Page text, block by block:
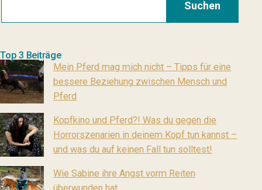
Top 3 Beiträge
Mein Pferd mag mich nicht – Tipps für eine
bessere Beziehung zwischen Mensch und
Pferd
Kopfkino und Pferd?! Was du gegen die
Horrorszenarien in deinem Kopf tun kannst –
und was du auf keinen Fall tun solltest!
Wie Sabine ihre Angst vorm Reiten